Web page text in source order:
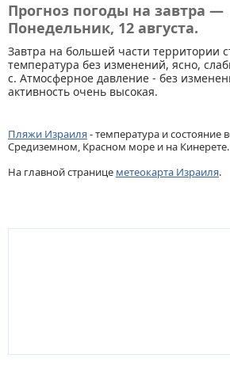
Прогноз погоды на завтра —
Понедельник, 12 августа.
Завтра на большей части территории
температура без изменений, ясно,
с. Атмосферное давление - без
активность очень высокая.
Пляжи Израиля- температура и состояние
Средиземном, Красном море и на Кинерете.
На главной странице метеокарта Израиля.